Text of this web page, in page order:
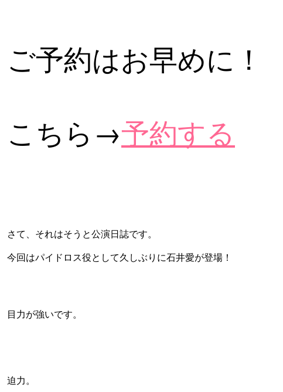
ご予約はお早めに！
こちら→予約する
さて、それはそうと公演日誌です。
今回はパイドロス役として久しぶりに石井愛が登場！
目力が強いです。
迫力。